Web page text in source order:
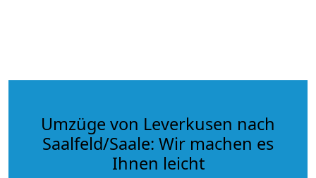
Umzüge von Leverkusen nach
Saalfeld/Saale: Wir machen es
Ihnen leicht